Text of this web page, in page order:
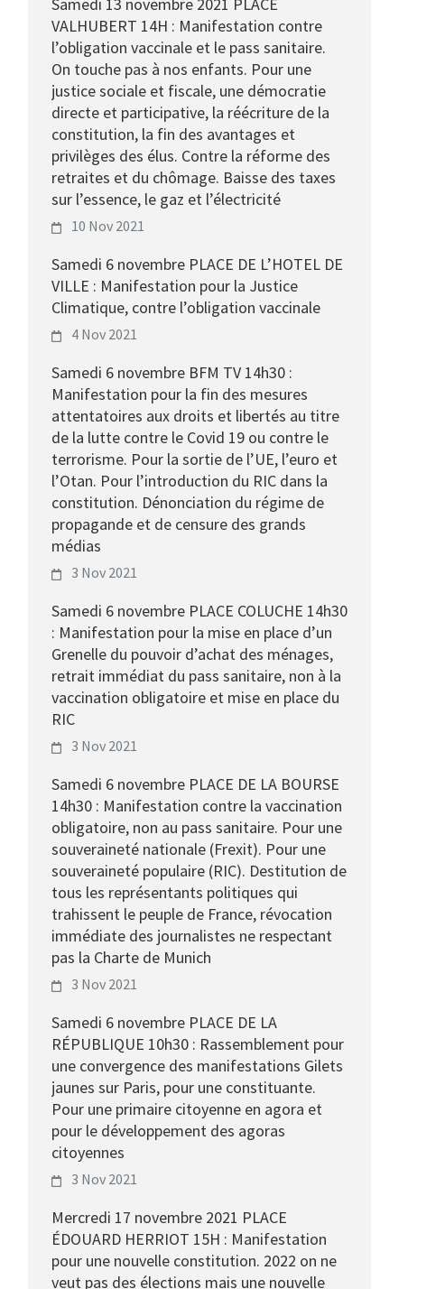
VALHUBERT 14H : Manifestation contre
l’obligation vaccinale et le pass sanitaire.
On touche pas à nos enfants. Pour une
justice sociale et fiscale, une démocratie
directe et participative, la réécriture de la
constitution, la fin des avantages et
privilèges des élus. Contre la réforme des
retraites et du chômage. Baisse des taxes
sur l’essence, le gaz et l’électricité
10 Nov 2021
Samedi 6 novembre PLACE DE L’HOTEL DE
VILLE : Manifestation pour la Justice
Climatique, contre l’obligation vaccinale
4 Nov 2021
Samedi 6 novembre BFM TV 14h30 :
Manifestation pour la fin des mesures
attentatoires aux droits et libertés au titre
de la lutte contre le Covid 19 ou contre le
terrorisme. Pour la sortie de l’UE, l’euro et
l’Otan. Pour l’introduction du RIC dans la
constitution. Dénonciation du régime de
propagande et de censure des grands
médias
3 Nov 2021
Samedi 6 novembre PLACE COLUCHE 14h30
: Manifestation pour la mise en place d’un
Grenelle du pouvoir d’achat des ménages,
retrait immédiat du pass sanitaire, non à la
vaccination obligatoire et mise en place du
RIC
3 Nov 2021
Samedi 6 novembre PLACE DE LA BOURSE
14h30 : Manifestation contre la vaccination
obligatoire, non au pass sanitaire. Pour une
souveraineté nationale (Frexit). Pour une
souveraineté populaire (RIC). Destitution de
tous les représentants politiques qui
trahissent le peuple de France, révocation
immédiate des journalistes ne respectant
pas la Charte de Munich
3 Nov 2021
Samedi 6 novembre PLACE DE LA
RÉPUBLIQUE 10h30 : Rassemblement pour
une convergence des manifestations Gilets
jaunes sur Paris, pour une constituante.
Pour une primaire citoyenne en agora et
pour le développement des agoras
citoyennes
3 Nov 2021
Mercredi 17 novembre 2021 PLACE
ÉDOUARD HERRIOT 15H : Manifestation
pour une nouvelle constitution. 2022 on ne
veut pas des élections mais une nouvelle